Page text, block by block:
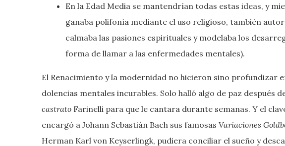
En la Edad Media se mantendrían todas estas ideas, y
ganaba polifonía mediante el uso religioso, también
calmaba las pasiones espirituales y modelaba los
forma de llamar a las enfermedades mentales).
El Renacimiento y la modernidad no hicieron sino profundizar
dolencias mentales incurables. Solo halló algo de paz después
castrato Farinelli para que le cantara durante semanas. Y el
encargó a Johann Sebastián Bach sus famosas Variaciones
Herman Karl von Keyserlingk, pudiera conciliar el sueño y